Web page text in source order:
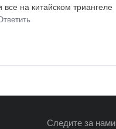
все на китайском триангеле
Следите за нами